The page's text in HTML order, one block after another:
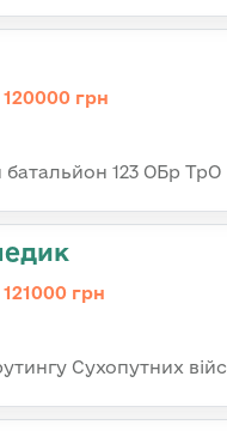
120000 грн
батальйон 123 ОБр ТрО
грн
Сухопутних